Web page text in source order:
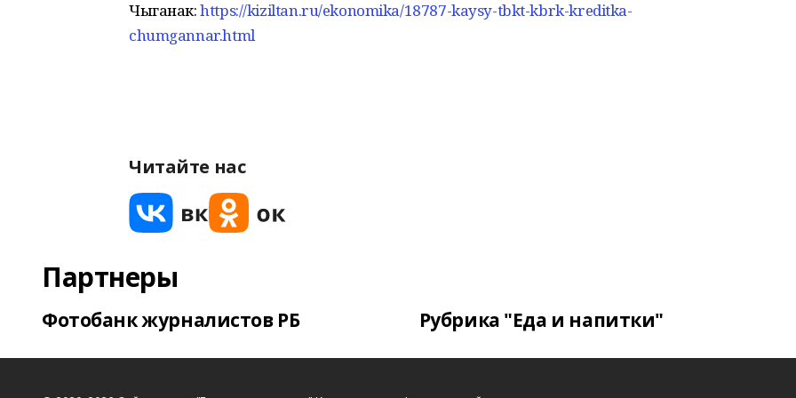
Чыганак:https://kiziltan.ru/ekonomika/18787-kaysy-tbkt-kbrk-kreditka-
chumgannar.html
Читайте нас
Партнеры
Фотобанк журналистов РБ Рубрика "Еда и напитки"